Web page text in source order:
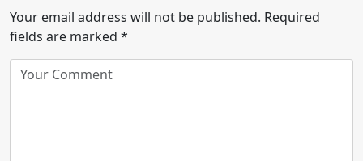
Your email address will not be published. Required
fields are marked *